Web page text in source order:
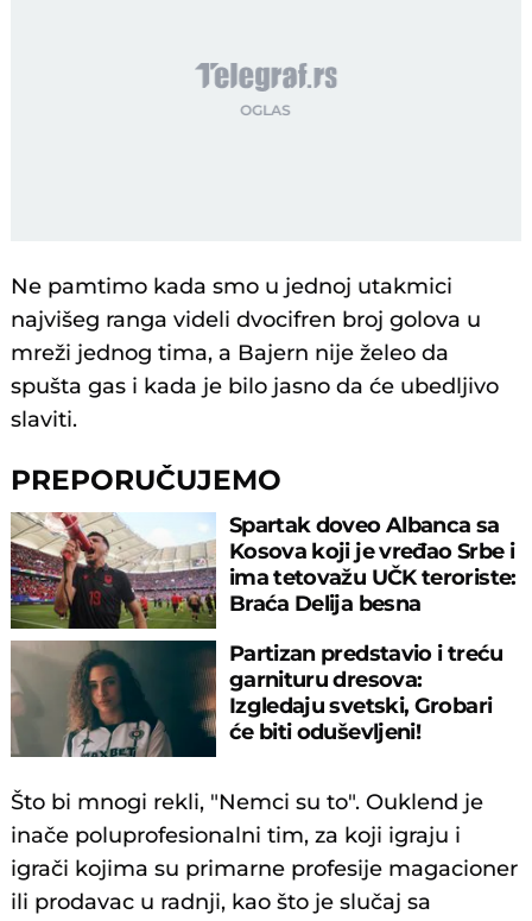
Ne pamtimo kada smo u jednoj utakmici
najvišeg ranga videli dvocifren broj golova u
mreži jednog tima, a Bajern nije želeo da
spušta gas i kada je bilo jasno da će ubedljivo
slaviti.
PREPORUČUJEMO
Spartak doveo Albanca sa
Kosova koji je vređao Srbe i
ima tetovažu UČK teroriste:
Braća Delija besna
Partizan predstavio i treću
garnituru dresova:
Izgledaju svetski, Grobari
će biti oduševljeni!
Što bi mnogi rekli, "Nemci su to". Ouklend je
inače poluprofesionalni tim, za koji igraju i
igrači kojima su primarne profesije magacioner
ili prodavac u radnji, kao što je slučaj sa